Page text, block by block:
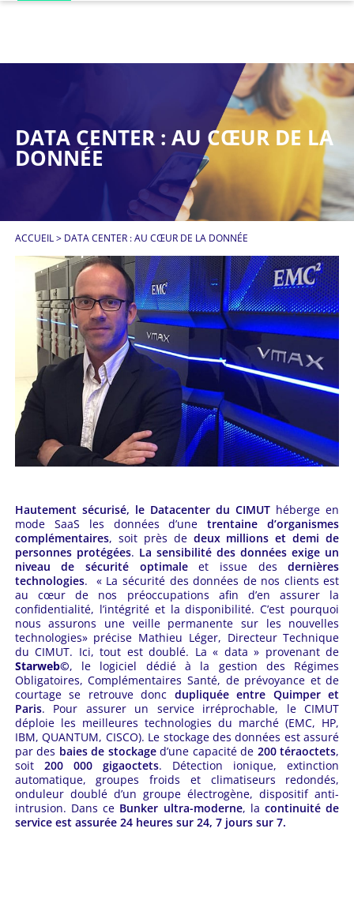
DATA CENTER : AU CŒUR DE LA
DONNÉE
ACCUEIL> DATA CENTER : AU CŒUR DE LA DONNÉE
Hautement sécurisé, le Datacenter du CIMUT héberge en
mode SaaS les données d’unetrentaine d’organismes
complémentaires, soit près de deux millions et demi de
personnes protégées. La sensibilité des données exige un
niveau de
sécurité optimaleet issue desdernières
technologies. «La sécurité des données de nos clients est
au cœur de nos préoccupations afin d’en assurer la
confidentialité, l’intégrité et la disponibilité. C’est pourquoi
nous assurons une veille permanente sur les nouvelles
technologies»précise Mathieu Léger, Directeur Technique
du CIMUT. Ici, tout est doublé. La « data » provenant de
Starweb©, le logiciel dédié à la gestion des Régimes
Obligatoires, Complémentaires Santé, de prévoyance et de
courtage se retrouve donc dupliquée entre Quimper et
Paris. Pour assurer un service irréprochable, le CIMUT
déploie les meilleures technologies du marché (EMC, HP,
IBM, QUANTUM, CISCO). Le stockage des données est assuré
par des baies de stockaged’une capacité de 200 téraoctets,
soit 200 000 gigaoctets. Détection ionique, extinction
automatique, groupes froids et climatiseurs redondés,
onduleur doublé d’un groupe électrogène, dispositif anti-
intrusion. Dans ce Bunker ultra-moderne, lacontinuité de
service est assurée 24 heures sur 24, 7 jours sur 7.